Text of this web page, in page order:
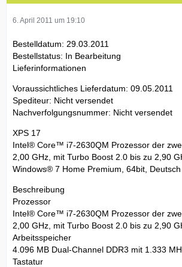
6. April 2011 um 19:10
Bestelldatum: 29.03.2011
Bestellstatus: In Bearbeitung
Lieferinformationen
Voraussichtliches Lieferdatum: 09.05.2011
Spediteur: Nicht versendet
Nachverfolgungsnummer: Nicht versendet
XPS 17
Intel® Core™ i7-2630QM Prozessor der
2,00 GHz, mit Turbo Boost 2.0 bis zu 2,90
Windows® 7 Home Premium, 64bit, Deutsch
Beschreibung
Prozessor
Intel® Core™ i7-2630QM Prozessor der
2,00 GHz, mit Turbo Boost 2.0 bis zu 2,90
Arbeitsspeicher
4.096 MB Dual-Channel DDR3 mit 1.333
Tastatur